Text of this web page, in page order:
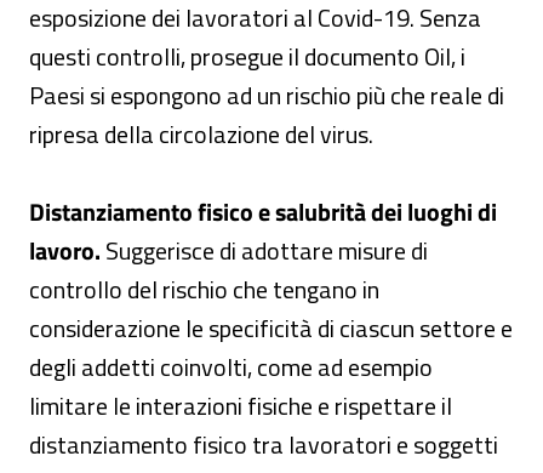
esposizione dei lavoratori al Covid-19. Senza
questi controlli, prosegue il documento Oil, i
Paesi si espongono ad un rischio più che reale di
ripresa della circolazione del virus.
Distanziamento fisico e salubrità dei luoghi di
lavoro.Suggerisce di adottare misure di
controllo del rischio che tengano in
considerazione le specificità di ciascun settore e
degli addetti coinvolti, come ad esempio
limitare le interazioni fisiche e rispettare il
distanziamento fisico tra lavoratori e soggetti